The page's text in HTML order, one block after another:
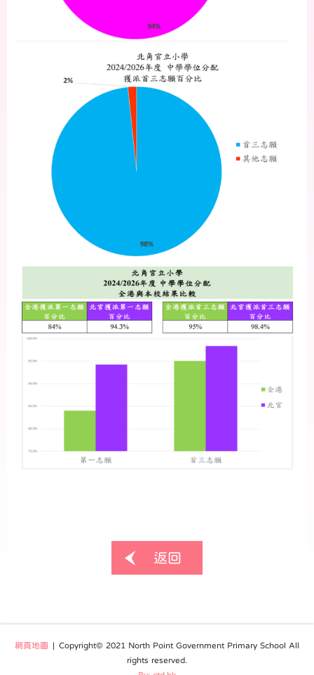
返回
網頁地圖 | Copyright© 2021 North Point Government Primary School All
rights reserved.